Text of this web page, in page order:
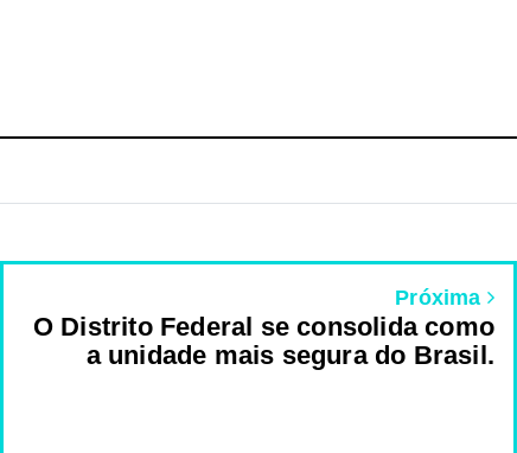
Próxima
O Distrito Federal se consolida como
a unidade mais segura do Brasil.